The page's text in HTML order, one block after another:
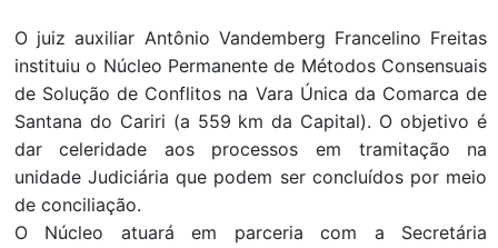
O juiz auxiliar Antônio Vandemberg Francelino Freitas
instituiu o Núcleo Permanente de Métodos Consensuais
de Solução de Conflitos na Vara Única da Comarca de
Santana do Cariri (a 559 km da Capital). O objetivo é
dar celeridade aos processos em tramitação na
unidade Judiciária que podem ser concluídos por meio
de conciliação.
O Núcleo atuará em parceria com a Secretária